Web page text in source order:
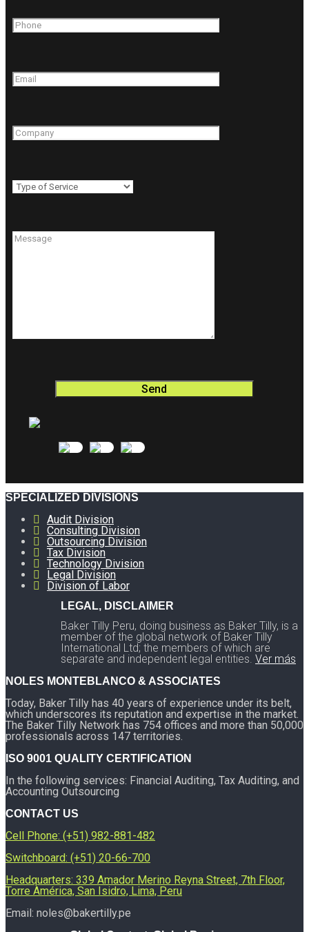
SPECIALIZED DIVISIONS
Audit Division
Consulting Division
Outsourcing Division
Tax Division
Technology Division
Legal Division
Division of Labor
LEGAL, DISCLAIMER
Baker Tilly Peru, doing business as Baker Tilly, is a
member of the global network of Baker Tilly
International Ltd; the members of which are
separate and independent legal entities. Ver más
NOLES MONTEBLANCO & ASSOCIATES
Today, Baker Tilly has 40 years of experience under its belt,
which underscores its reputation and expertise in the market.
The Baker Tilly Network has 754 offices and more than 50,000
professionals across 147 territories.
ISO 9001 QUALITY CERTIFICATION
In the following services: Financial Auditing, Tax Auditing, and
Accounting Outsourcing
CONTACT US
Cell Phone: (+51) 982-881-482
Switchboard: (+51) 20-66-700
Headquarters: 339 Amador Merino Reyna Street, 7th Floor,
Torre América, San Isidro, Lima, Peru
Email: noles@bakertilly.pe